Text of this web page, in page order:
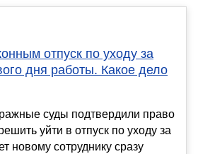
отпуск по уходу за
дня работы. Какое дело
суды подтвердили право
уйти в отпуск по уходу за
новому сотруднику сразу